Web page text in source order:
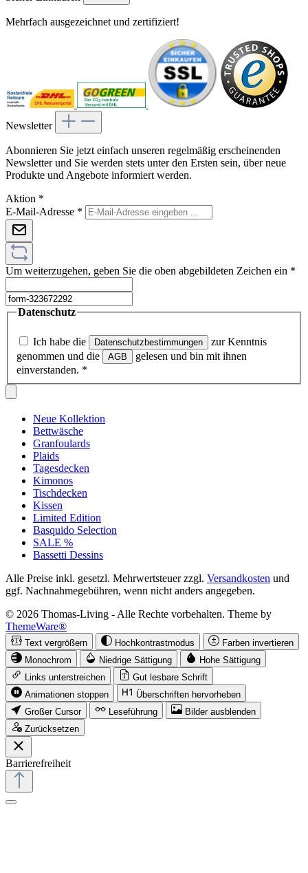
Mehrfach ausgezeichnet und zertifiziert!
Newsletter
Abonnieren Sie jetzt einfach unseren regelmäßig erscheinenden
Newsletter und Sie werden stets unter den Ersten sein, über neue
Produkte und Angebote informiert werden.
Aktion *
E-Mail-Adresse *
Um weiterzugehen, geben Sie die oben abgebildeten Zeichen ein *
Datenschutz
Ich habe die Datenschutzbestimmungen
zur Kenntnis
genommen und die
AGB
gelesen und bin mit ihnen
einverstanden. *
Neue Kollektion
Bettwäsche
Granfoulards
Plaids
Tagesdecken
Kimonos
Tischdecken
Kissen
Limited Edition
Basquido Selection
SALE %
Bassetti Dessins
Alle Preise inkl. gesetzl. Mehrwertsteuer zzgl. Versandkosten und
ggf. Nachnahmegebühren, wenn nicht anders angegeben.
© 2026 Thomas-Living - Alle Rechte vorbehalten. Theme by
ThemeWare®
Text vergrößern Hochkontrastmodus
Farben invertieren
Monochrom
Niedrige Sättigung
Hohe Sättigung
Links unterstreichen
Gut lesbare Schrift
Animationen stoppen
Überschriften hervorheben
Großer Cursor
Leseführung
Bilder ausblenden
Zurücksetzen
Barrierefreiheit